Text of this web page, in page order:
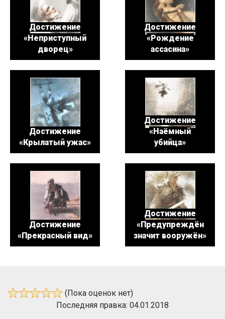
Достижение
«Неприступный
дворец»
Достижение
«Рождение
ассасина»
Достижение
«Крылатый ужас»
Достижение
«Наёмный
убийца»
Достижение
«Прекрасный вид»
Достижение
«Предупреждён
значит вооружён»
(Пока оценок нет)
Последняя правка: 04.01.2018